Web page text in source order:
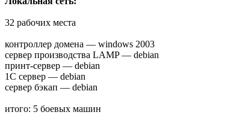
32 рабочих места
контроллер домена — windows 2003
сервер производства LAMP — debian
принт-сервер — debian
1С сервер — debian
сервер бэкап — debian
итого: 5 боевых машин